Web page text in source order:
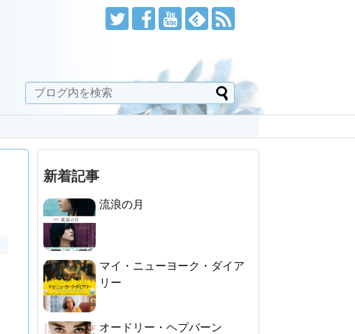
新着記事
流浪の月
マイ・ニューヨーク・ダイア
リー
オードリー・ヘプバーン